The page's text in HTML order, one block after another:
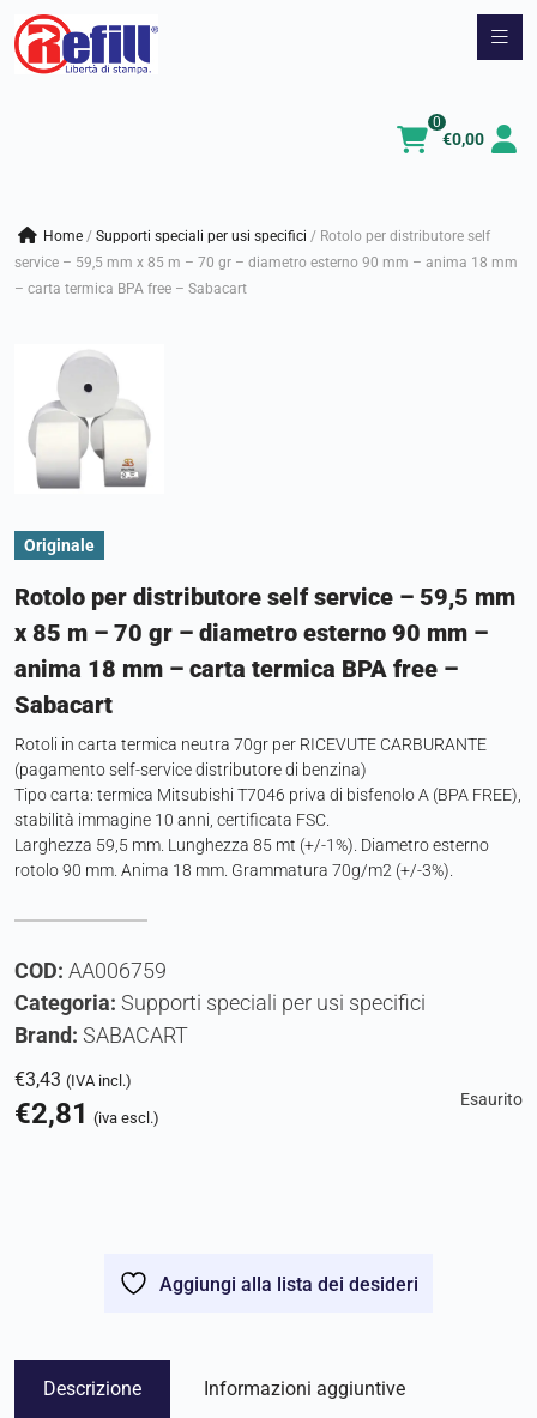
Vai
€0,00
0
Home / supporti speciali per usi specifici / Rotolo per distributore self
service – 59,5 mm x 85 m – 70 gr – diametro esterno 90 mm – anima 18 mm
– carta termica BPA free – Sabacart
Originale
Rotolo per distributore self service – 59,5 mm
x 85 m – 70 gr – diametro esterno 90 mm –
anima 18 mm – carta termica BPA free –
Sabacart
Rotoli in carta termica neutra 70gr per RICEVUTE CARBURANTE
(pagamento self-service distributore di benzina)
Tipo carta: termica Mitsubishi T7046 priva di bisfenolo A (BPA FREE),
stabilità immagine 10 anni, certificata FSC.
Larghezza 59,5 mm. Lunghezza 85 mt (+/-1%). Diametro esterno
rotolo 90 mm. Anima 18 mm. Grammatura 70g/m2 (+/-3%).
COD: AA006759
Categoria: Supporti speciali per usi specifici
Brand: SABACART
€3,43 (IVA incl.)
€2,81 (iva escl.)
Esaurito
Aggiungi alla lista dei desideri
Descrizione Informazioni aggiuntive